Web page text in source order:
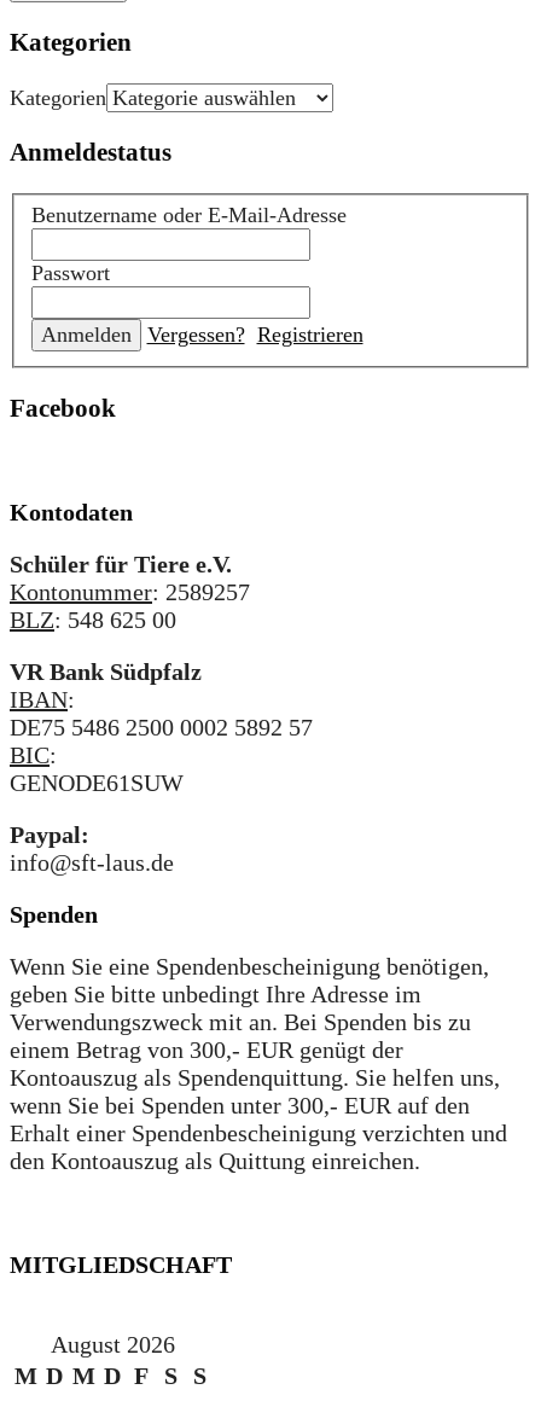
Kategorien
Kategorien
Anmeldestatus
Benutzername oder E-Mail-Adresse
Passwort
Vergessen? Registrieren
Facebook
Kontodaten
Schüler für Tiere e.V.
Kontonummer: 2589257
BLZ: 548 625 00
VR Bank Südpfalz
IBAN:
DE75 5486 2500 0002 5892 57
BIC:
GENODE61SUW
Paypal:
info@sft-laus.de
Spenden
Wenn Sie eine Spendenbescheinigung benötigen,
geben Sie bitte unbedingt Ihre Adresse im
Verwendungszweck mit an. Bei Spenden bis zu
einem Betrag von 300,- EUR genügt der
Kontoauszug als Spendenquittung. Sie helfen uns,
wenn Sie bei Spenden unter 300,- EUR auf den
Erhalt einer Spendenbescheinigung verzichten und
den Kontoauszug als Quittung einreichen.
MITGLIEDSCHAFT
August 2026
M D M D F S
S